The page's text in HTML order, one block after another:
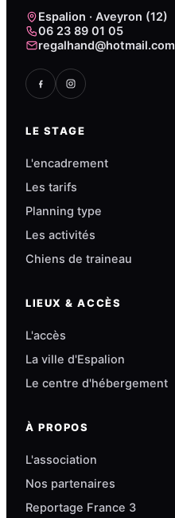
Espalion · Aveyron (12)
06 23 89 01 05
regalhand@hotmail.com
LE STAGE
L'encadrement
Les tarifs
Planning type
Les activités
Chiens de traineau
LIEUX & ACCÈS
L'accès
La ville d'Espalion
Le centre d'hébergement
À PROPOS
L'association
Nos partenaires
Reportage France 3